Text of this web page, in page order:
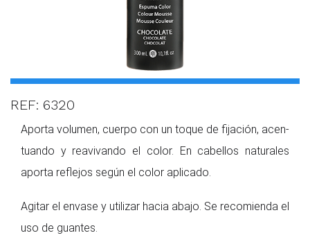
REF: 6320
Aporta volumen, cuerpo con un toque de fijación, acen­
tuando y reavivando el color. En cabellos naturales
aporta reflejos según el color apli­cado.
Agitar el envase y utilizar hacia abajo. Se recomienda el
uso de guantes.